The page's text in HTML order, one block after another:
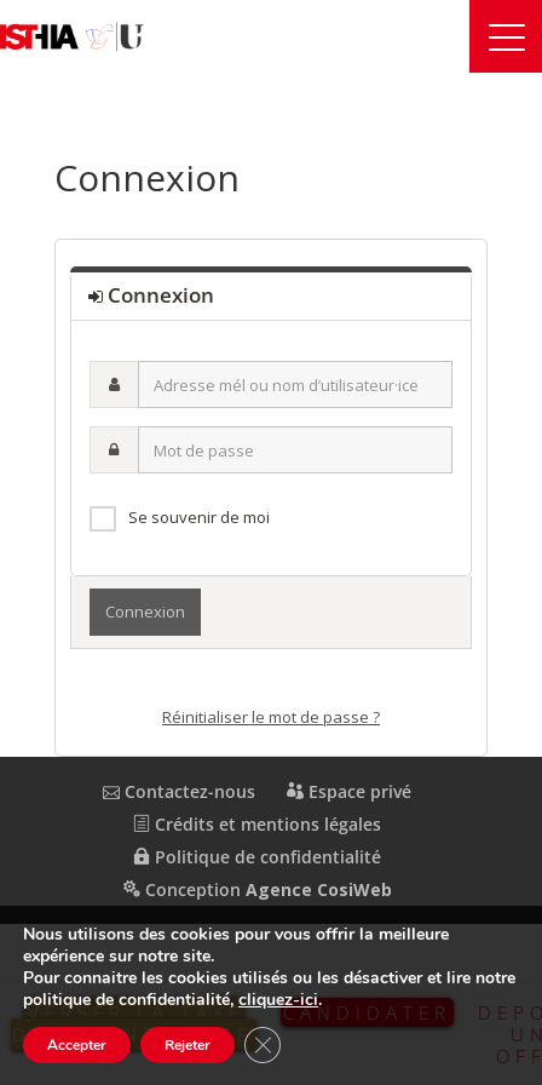
VERSER LA TAXE
D’APPRENTISSAGE
CANDIDATER
Connexion
Connexion
mél
nom
d’utilisateur·ice
Se souvenir de moi
Réinitialiser le mot de passe ?
Contactez-nous
Espace privé
Crédits et mentions légales
Politique de confidentialité
Conception Agence CosiWeb
Nous utilisons des cookies pour vous offrir la meilleure
expérience sur notre site.
Pour connaitre les cookies utilisés ou les désactiver et lire notre
politique de confidentialité,cliquez-ici.
Accepter Rejeter Fermer la bannière des cookies